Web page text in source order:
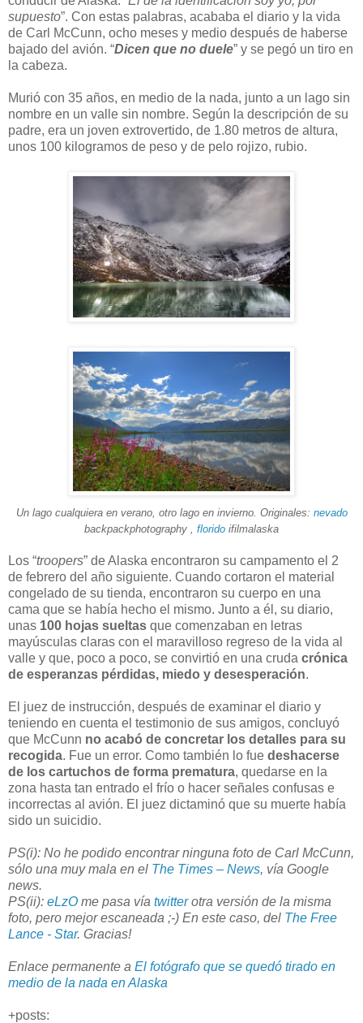
supuesto”. Con estas palabras, acababa el diario y la vida
de Carl McCunn, ocho meses y medio después de haberse
bajado del avión. “Dicen que no duele” y se pegó un tiro en
la cabeza.
Murió con 35 años, en medio de la nada, junto a un lago sin
nombre en un valle sin nombre. Según la descripción de su
padre, era un joven extrovertido, de 1.80 metros de altura,
unos 100 kilogramos de peso y de pelo rojizo, rubio.
Un lago cualquiera en verano, otro lago en invierno. Originales: nevado
backpackphotography , florido ifilmalaska
Los “troopers” de Alaska encontraron su campamento el 2
de febrero del año siguiente. Cuando cortaron el material
congelado de su tienda, encontraron su cuerpo en una
cama que se había hecho el mismo. Junto a él, su diario,
unas 100 hojas sueltas que comenzaban en letras
mayúsculas claras con el maravilloso regreso de la vida al
valle y que, poco a poco, se convirtió en una cruda crónica
de esperanzas pérdidas, miedo y desesperación.
El juez de instrucción, después de examinar el diario y
teniendo en cuenta el testimonio de sus amigos, concluyó
que McCunn no acabó de concretar los detalles para su
recogida. Fue un error. Como también lo fue deshacerse
de los cartuchos de forma prematura, quedarse en la
zona hasta tan entrado el frío o hacer señales confusas e
incorrectas al avión. El juez dictaminó que su muerte había
sido un suicidio.
PS(i): No he podido encontrar ninguna foto de Carl McCunn,
sólo una muy mala en el The Times – News, vía Google
news.
PS(ii): eLzO me pasa vía twitterotra versión de la misma
foto, pero mejor escaneada ;-) En este caso, del The Free
Lance - Star. Gracias!
Enlace permanente a El fotógrafo que se quedó tirado en
medio de la nada en Alaska
+posts: